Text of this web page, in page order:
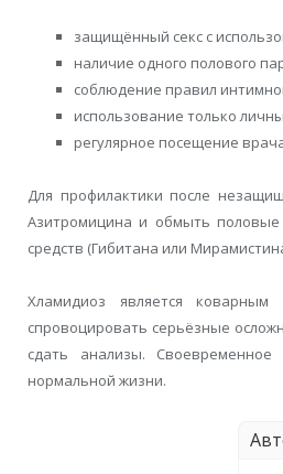
защищённый секс с
наличие одного полового
соблюдение правил
использование только
регулярное посещение
Для профилактики после
Азитромицина и обмыть
средств (Гибитана или
Хламидиоз является
спровоцировать серьёзные
сдать анализы.
нормальной жизни.